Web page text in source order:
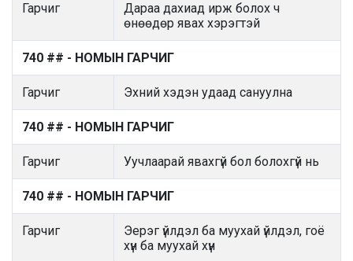
Гарчиг
Дараа дахиад ирж болох ч
өнөөдөр явах хэрэгтэй
740 ## - НОМЫН ГАРЧИГ
Гарчиг Эхний хэдэн удаад сануулна
740 ## - НОМЫН ГАРЧИГ
Гарчиг Уучлаарай явахгүй бол болохгүй нь
740 ## - НОМЫН ГАРЧИГ
Гарчиг
Эерэг үйлдэл ба муухай үйлдэл, гоё
хүн ба муухай хүн